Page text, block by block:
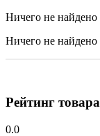
Ничего не найдено
Ничего не найдено
Рейтинг товара
0.0